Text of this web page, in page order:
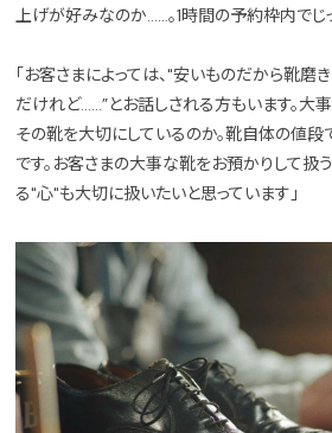
上げが好みなのか……。1時間の予約枠内でじ
「お客さまによっては、"安いものだから靴磨
だけれど……”とお話しされる方もいます。大
その靴を大切にしているのか。靴自体の値段
です。お客さまの大事な靴をお預かりして扱
る"心"も大切に扱いたいと思っています」